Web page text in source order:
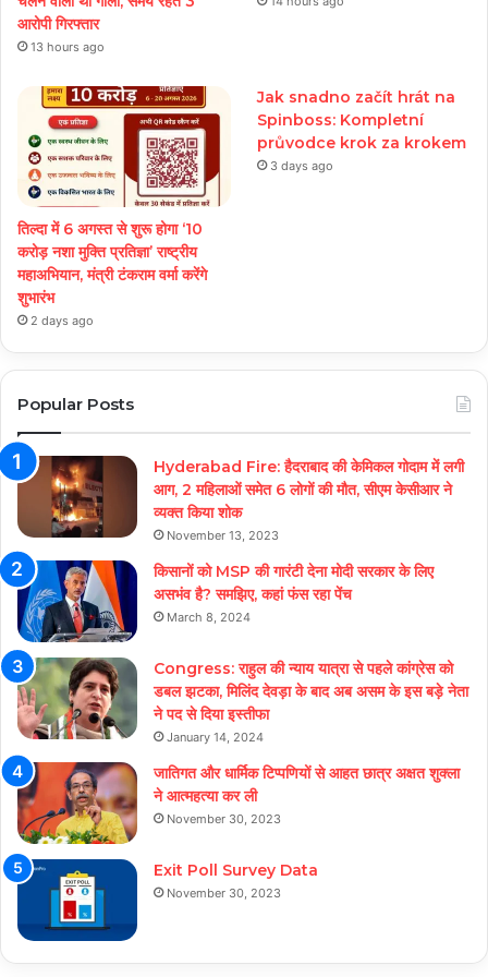
आरोपी गिरफ्तार
13 hours ago
तिल्दा में 6 अगस्त से शुरू होगा ‘10
करोड़ नशा मुक्ति प्रतिज्ञा’ राष्ट्रीय
महाअभियान, मंत्री टंकराम वर्मा करेंगे
शुभारंभ
2 days ago
Jak snadno začít hrát na
Spinboss: Kompletní
průvodce krok za krokem
3 days ago
Popular Posts
Hyderabad Fire: हैदराबाद की केमिकल गोदाम में लगी
आग, 2 महिलाओं समेत 6 लोगों की मौत, सीएम केसीआर ने
व्यक्त किया शोक
November 13, 2023
किसानों को MSP की गारंटी देना मोदी सरकार के लिए
असभंव है? समझिए, कहां फंस रहा पेंच
March 8, 2024
Congress: राहुल की न्याय यात्रा से पहले कांग्रेस को
डबल झटका, मिलिंद देवड़ा के बाद अब असम के इस बड़े नेता
ने पद से दिया इस्तीफा
January 14, 2024
जातिगत और धार्मिक टिप्पणियों से आहत छात्र अक्षत शुक्ला
ने आत्महत्या कर ली
November 30, 2023
Exit Poll Survey Data
November 30, 2023